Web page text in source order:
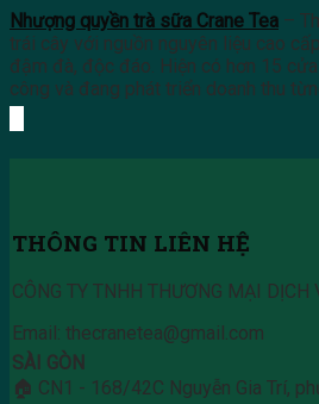
Nhượng quyền trà sữa Crane Tea –
trái cây với nguồn nguyên liệu cao
đậm đà, độc đáo. Hiện có hơn 15
công và đang phát triển doanh thu
THÔNG TIN LIÊN HỆ
CÔNG TY TNHH THƯƠNG MẠI DỊCH
Email: thecranetea@gmail.com
SÀI GÒN
🏠 CN1 - 168/42C Nguyễn Gia Trí,